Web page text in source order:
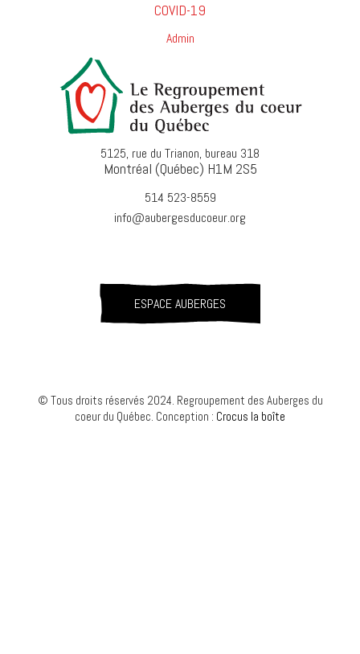
COVID-19
Admin
5125, rue du Trianon, bureau 318
Montréal (Québec) H1M 2S5
514 523-8559
info@aubergesducoeur.org
ESPACE AUBERGES
© Tous droits réservés 2024. Regroupement des Auberges du
coeur du Québec. Conception : Crocus la boîte